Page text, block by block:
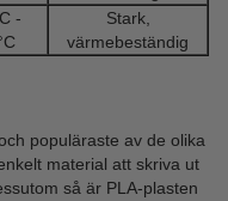
-
Stark,
värmebeständig
populäraste av de olika
material att skriva ut
så är PLA-plasten